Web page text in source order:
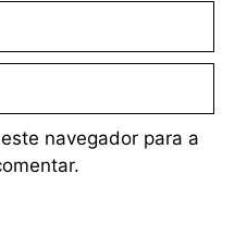
navegador para a